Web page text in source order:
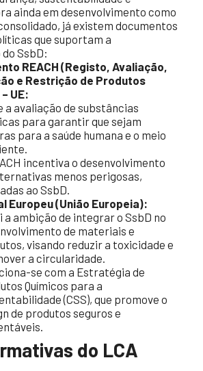
ainda em desenvolvimento como
já existem documentos
que suportam a
SsbD:
REACH (Registo, Avaliação,
e Restrição de Produtos
UE:
a avaliação de substâncias
para garantir que sejam
para a saúde humana e o meio
incentiva o desenvolvimento
menos perigosas,
ao SsbD.
Europeu (União Europeia):
a ambição de integrar o SsbD no
de materiais e
visando reduzir a toxicidade e
a circularidade.
se com a Estratégia de
Químicos para a
(CSS), que promove o
de produtos seguros e
do LCA